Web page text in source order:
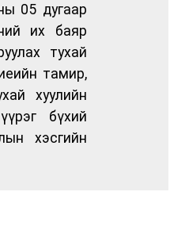
05 дугаар
их баяр
тухай
тамир,
хуулийн
бүхий
хэсгийн